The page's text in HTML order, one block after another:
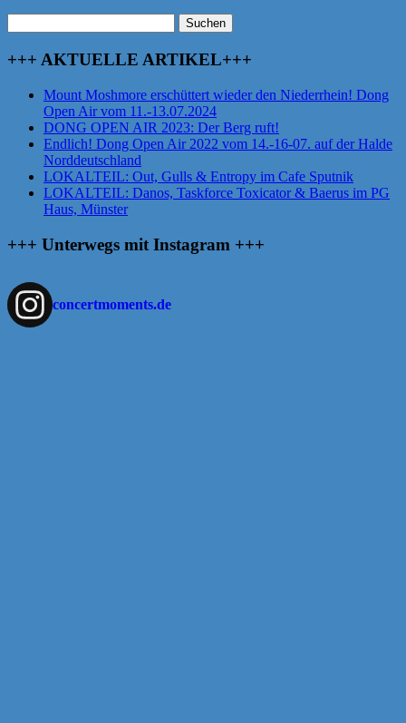
nach:
+++ AKTUELLE ARTIKEL+++
Mount Moshmore erschüttert wieder den Niederrhein! Dong
Open Air vom 11.-13.07.2024
DONG OPEN AIR 2023: Der Berg ruft!
Endlich! Dong Open Air 2022 vom 14.-16-07. auf der Halde
Norddeutschland
LOKALTEIL: Out, Gulls & Entropy im Cafe Sputnik
LOKALTEIL: Danos, Taskforce Toxicator & Baerus im PG
Haus, Münster
+++ Unterwegs mit Instagram +++
concertmoments.de